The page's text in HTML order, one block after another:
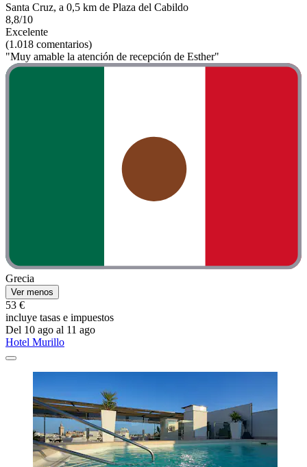
Santa Cruz, a 0,5 km de Plaza del Cabildo
8,8/10
Excelente
(1.018 comentarios)
"Muy amable la atención de recepción de Esther"
Grecia
Ver menos
53 €
incluye tasas e impuestos
Del 10 ago al 11 ago
Hotel Murillo